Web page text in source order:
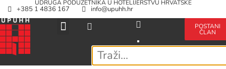
UDRUGA PODUZETNIKA U HOTELIJERSTVU HRVATSKE
+385 1 4836 167 info@upuhh.hr
POSTANI
ČLAN